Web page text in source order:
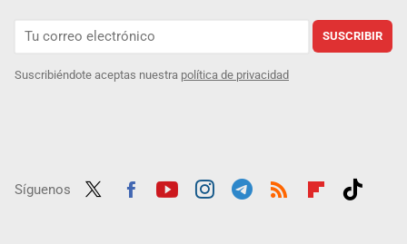
SUSCRIBIR
Suscribiéndote aceptas nuestra política de privacidad
Síguenos